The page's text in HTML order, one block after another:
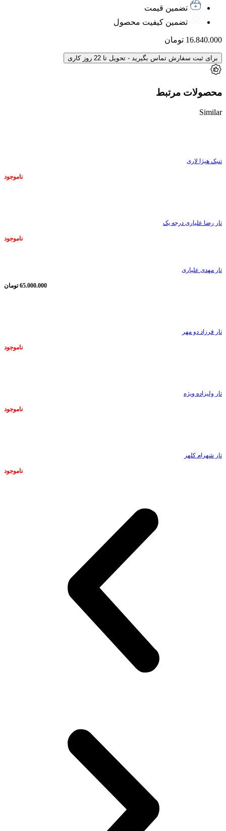
تضمین قیمت
تضمین کیفیت محصول
16.840.000 تومان
برای ثبت سفارش تماس بگیرید - تحویل تا 22 روز کاری
محصولات مرتبط
Similar
تنبک هیژا لاری
ناموجود
تار رضا علیاری درجه یک
ناموجود
تار مهدی علیاری
65.000.000 تومان
تار فرزاد دو مهر
ناموجود
تار ولیزاده ویژه
ناموجود
تار شهرام کلهر
ناموجود